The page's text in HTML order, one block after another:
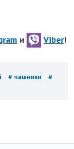
и Viber!
# чашники
#